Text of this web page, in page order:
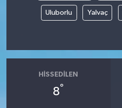
Uluborlu Yalvaç
HISSEDILEN
8°